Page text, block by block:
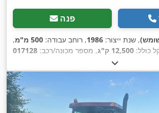
פנה
, שנת ייצור: 1986, רוחב עבודה: 500 מ"מ
,
כולל: 12,500 ק"ג , מספר מכונה/רכב: 017128